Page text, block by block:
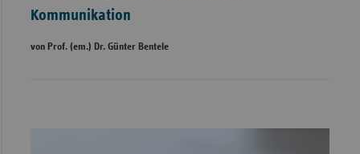
Kommunikation
von Prof. (em.) Dr. Günter Bentele